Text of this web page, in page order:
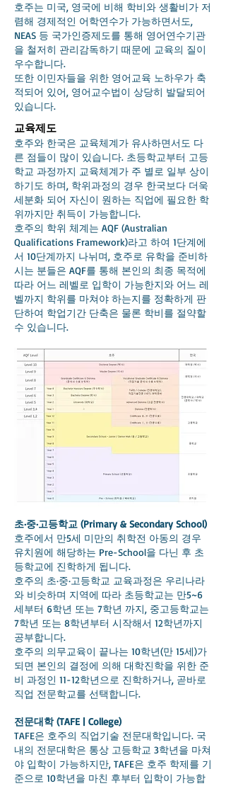
호주는 미국, 영국에 비해 학비와 생활비가 저
렴해 경제적인 어학연수가 가능하면서도,
NEAS 등 국가인증제도를 통해 영어연수기관
을 철저히 관리감독하기 때문에 교육의 질이
우수합니다.
또한 이민자들을 위한 영어교육 노하우가 축
적되어 있어, 영어교수법이 상당히 발달되어
있습니다.
교육제도
호주와 한국은 교육체계가 유사하면서도 다
른 점들이 많이 있습니다. 초등학교부터 고등
학교 과정까지 교육체계가 주 별로 일부 상이
하기도 하며, 학위과정의 경우 한국보다 더욱
세분화 되어 자신이 원하는 직업에 필요한 학
위까지만 취득이 가능합니다.
호주의 학위 체계는 AQF (Australian
Qualifications Framework)라고 하여 1단계에
서 10단계까지 나뉘며, 호주로 유학을 준비하
시는 분들은 AQF를 통해 본인의 최종 목적에
따라 어느 레벨로 입학이 가능한지와 어느 레
벨까지 학위를 마쳐야 하는지를 정확하게 판
단하여 학업기간 단축은 물론 학비를 절약할
수 있습니다.
초·중·고등학교 (Primary & Secondary School)
호주에서 만5세 미만의 취학전 아동의 경우
유치원에 해당하는 Pre-School을 다닌 후 초
등학교에 진학하게 됩니다.
호주의 초·중·고등학교 교육과정은 우리나라
와 비슷하며 지역에 따라 초등학교는 만5~6
세부터 6학년 또는 7학년 까지, 중고등학교는
7학년 또는 8학년부터 시작해서 12학년까지
공부합니다.
호주의 의무교육이 끝나는 10학년(만 15세)가
되면 본인의 결정에 의해 대학진학을 위한 준
비 과정인 11-12학년으로 진학하거나, 곧바로
직업 전문학교를 선택합니다.
전문대학 (TAFE | College)
TAFE은 호주의 직업기술 전문대학입니다. 국
내의 전문대학은 통상 고등학교 3학년을 마쳐
야 입학이 가능하지만, TAFE은 호주 학제를 기
준으로 10학년을 마친 후부터 입학이 가능합